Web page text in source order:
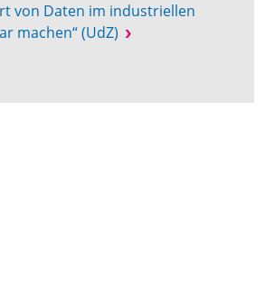
von Daten im industriellen
machen“ (UdZ)